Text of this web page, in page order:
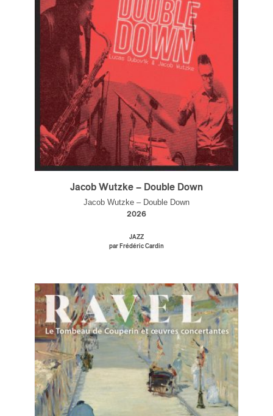
Jacob Wutzke – Double Down
Jacob Wutzke – Double Down
2026
JAZZ
par Frédéric Cardin